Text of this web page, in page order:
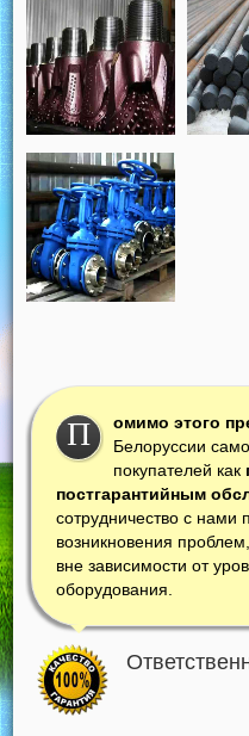
П омимо этого
Белоруссии
покупателей как
постгарантийным
сотрудничество с нами
возникновения
вне зависимости от
оборудования.